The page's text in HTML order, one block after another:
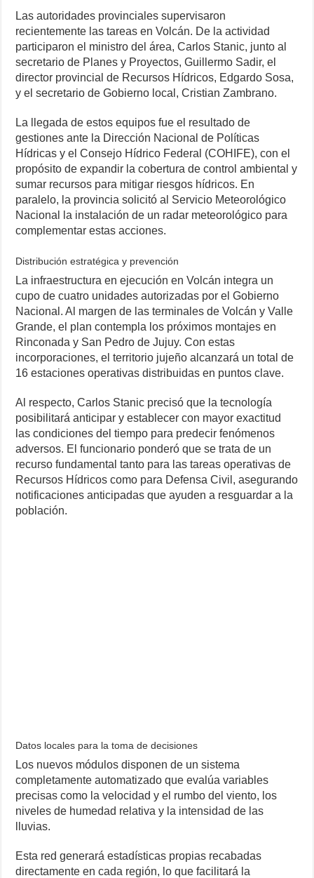
Las autoridades provinciales supervisaron
recientemente las tareas en Volcán. De la actividad
participaron el ministro del área, Carlos Stanic, junto al
secretario de Planes y Proyectos, Guillermo Sadir, el
director provincial de Recursos Hídricos, Edgardo Sosa,
y el secretario de Gobierno local, Cristian Zambrano.
La llegada de estos equipos fue el resultado de
gestiones ante la Dirección Nacional de Políticas
Hídricas y el Consejo Hídrico Federal (COHIFE), con el
propósito de expandir la cobertura de control ambiental y
sumar recursos para mitigar riesgos hídricos. En
paralelo, la provincia solicitó al Servicio Meteorológico
Nacional la instalación de un radar meteorológico para
complementar estas acciones.
Distribución estratégica y prevención
La infraestructura en ejecución en Volcán integra un
cupo de cuatro unidades autorizadas por el Gobierno
Nacional. Al margen de las terminales de Volcán y Valle
Grande, el plan contempla los próximos montajes en
Rinconada y San Pedro de Jujuy. Con estas
incorporaciones, el territorio jujeño alcanzará un total de
16 estaciones operativas distribuidas en puntos clave.
Al respecto, Carlos Stanic precisó que la tecnología
posibilitará anticipar y establecer con mayor exactitud
las condiciones del tiempo para predecir fenómenos
adversos. El funcionario ponderó que se trata de un
recurso fundamental tanto para las tareas operativas de
Recursos Hídricos como para Defensa Civil, asegurando
notificaciones anticipadas que ayuden a resguardar a la
población.
Datos locales para la toma de decisiones
Los nuevos módulos disponen de un sistema
completamente automatizado que evalúa variables
precisas como la velocidad y el rumbo del viento, los
niveles de humedad relativa y la intensidad de las
lluvias.
Esta red generará estadísticas propias recabadas
directamente en cada región, lo que facilitará la